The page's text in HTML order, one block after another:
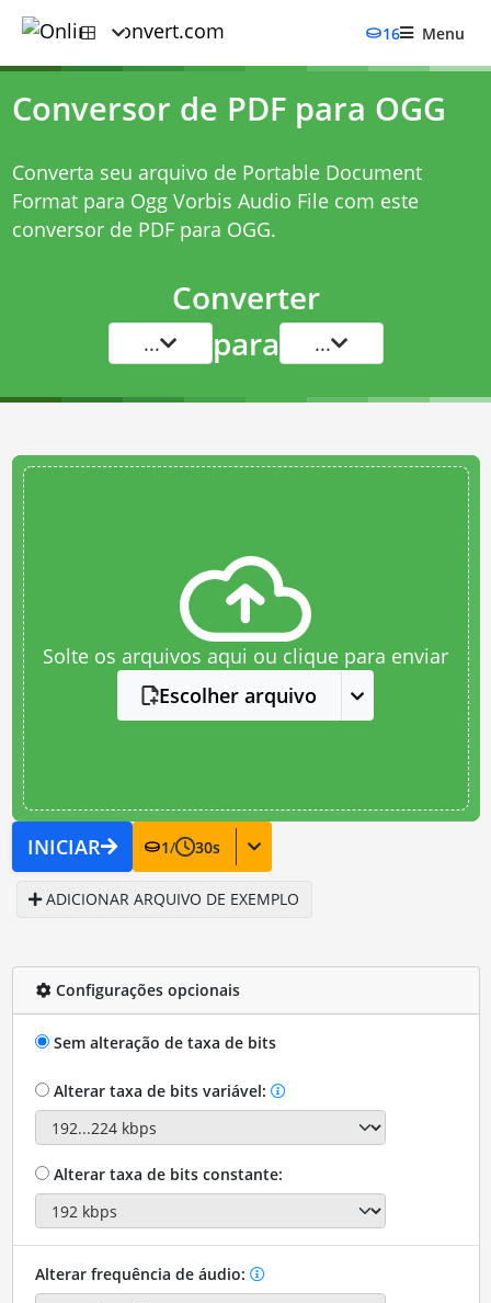
16 Menu
Conversor de PDF para OGG
Converta seu arquivo de Portable Document
Format para Ogg Vorbis Audio File com este
conversor de PDF para OGG.
Converter
... para ...
Solte os arquivos aqui ou clique para enviar
Escolher arquivo
INICIAR 1/ 30s
ADICIONAR ARQUIVO DE EXEMPLO
Configurações opcionais
Sem alteração de taxa de bits
Alterar taxa de bits variável:
Alterar taxa de bits constante:
Alterar frequência de áudio: